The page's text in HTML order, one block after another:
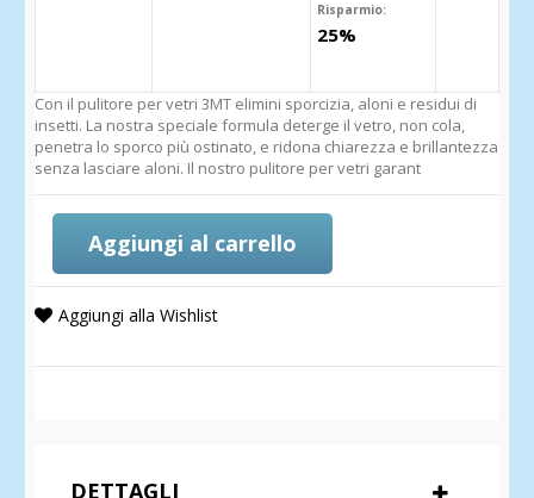
Risparmio:
25%
Con il pulitore per vetri 3MT elimini sporcizia, aloni e residui di
insetti. La nostra speciale formula deterge il vetro, non cola,
penetra lo sporco più ostinato, e ridona chiarezza e brillantezza
senza lasciare aloni. Il nostro pulitore per vetri garant
Aggiungi al carrello
Aggiungi alla Wishlist
DETTAGLI